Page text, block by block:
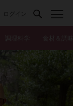
ログイン